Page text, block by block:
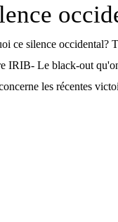
ce silence occidental?
IRIB- Le black-out
les récentes